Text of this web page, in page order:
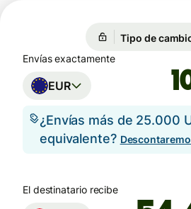
Tipo de
Envías exactamente
EUR
¿Envías más de 25.000
equivalente?
El destinatario recibe